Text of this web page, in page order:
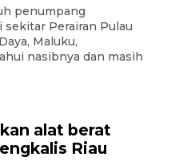
penumpang
Perairan Pulau
Maluku,
nasibnya dan masih
alat berat
Riau